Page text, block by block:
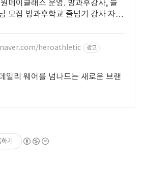
데이클래스 운영. 방과후강사, 늘
모집 방과후학교 줄넘기 강사 자격
heroathletic 광고
일리 웨어를 넘나드는 새로운 브랜
기